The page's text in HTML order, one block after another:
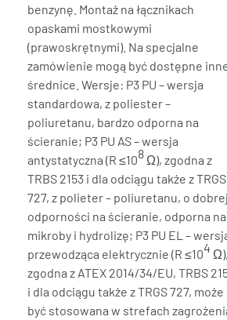
benzynę. Montaż na łącznikach
opaskami mostkowymi
(prawoskrętnymi). Na specjalne
zamówienie mogą być dostępne
średnice. Wersje: P3 PU – wersja
standardowa, z poliester –
poliuretanu, bardzo odporna na
ścieranie; P3 PU AS – wersja
antystatyczna (R ≤108 Ω), zgodna z
TRBS 2153 i dla odciągu także z TRGS
727, z polieter – poliuretanu, o dobrej
odporności na ścieranie, odporna na
mikroby i hydrolizę; P3 PU EL –
przewodząca elektrycznie (R ≤104 Ω),
zgodna z ATEX 2014/34/EU, TRBS
i dla odciągu także z TRGS 727, może
być stosowana w strefach